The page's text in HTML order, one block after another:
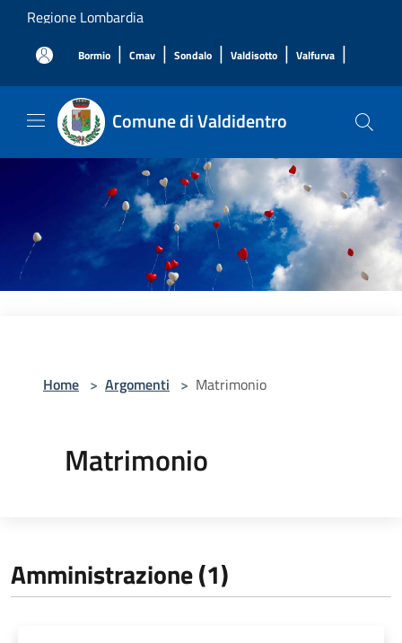
Salta al contenuto principale
Regione Lombardia
Bormio | Cmav | Sondalo | Valdisotto | Valfurva |
Comune di Valdidentro
Home > Argomenti > Matrimonio
Matrimonio
Amministrazione (1)